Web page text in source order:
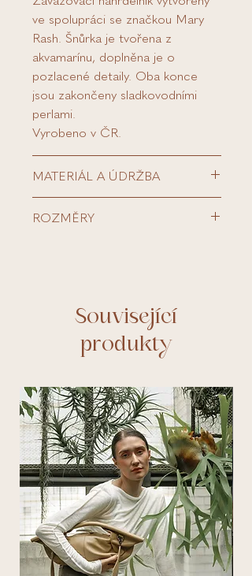
ve spolupráci se značkou Mary
Rash. Šnůrka je tvořena z
akvamarínu, doplněna je o
pozlacené detaily. Oba konce
jsou zakončeny sladkovodními
perlami.
Vyrobeno v ČR.
MATERIÁL A ÚDRŽBA
komponenty pozlacená
ROZMĚRY
Související
produkty